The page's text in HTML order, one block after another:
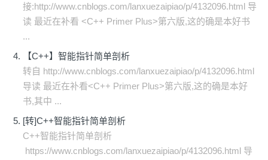
接:http://www.cnblogs.com/lanxuezaipiao/p/4132096.html 导
读 最近在补看 <C++ Primer Plus>第六版,这的确是本好书
...
【C++】智能指针简单剖析
转自 http://www.cnblogs.com/lanxuezaipiao/p/4132096.html
导读 最近在补看<C++ Primer Plus>第六版,这的确是本好
书,其中 ...
[转]C++智能指针简单剖析
C++智能指针简单剖析
https://www.cnblogs.com/lanxuezaipiao/p/4132096.html 导